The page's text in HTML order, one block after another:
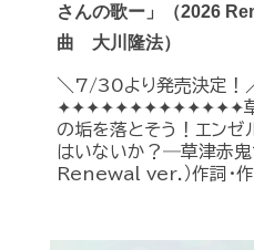
さんの歌ー」（2026
曲 大川隆法）
＼7/30より発売決定！
✦✦✦✦✦✦✦✦✦✦✦✦✦草津
の垢を落とそう！エンゼ
はいないか？―草津赤
Renewal ver.）作詞・